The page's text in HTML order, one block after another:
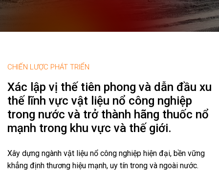
CHIẾN LƯỢC PHÁT TRIỂN
Xác lập vị thế tiên phong và dẫn đầu xu
thế lĩnh vực vật liệu nổ công nghiệp
trong nước và trở thành hãng thuốc nổ
mạnh trong khu vực và thế giới.
Xây dựng ngành vật liệu nổ công nghiệp hiện đại, bền vững
khẳng định thương hiệu mạnh, uy tín trong và ngoài nước.